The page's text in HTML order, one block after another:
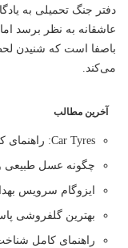
دفتر جنگ تحمیلی به
عاشقانه به نظر برسد
باصفا است که شنیدن
می‌کند.
آخرین مطالب
Car Tyres: راهنمای کامل خرید تایر
چگونه عسل طبیعی
ایزوگام سرویس
بهترین گلفروشی
راهنمای کامل